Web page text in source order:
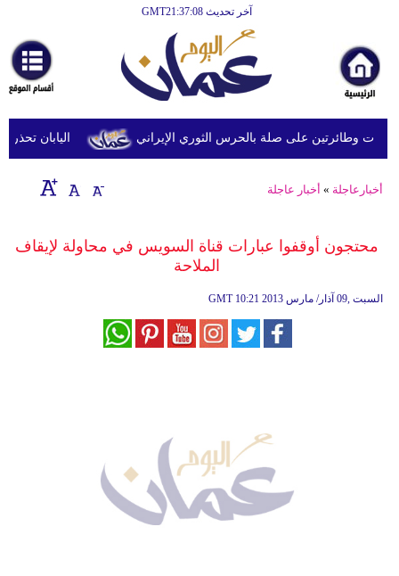
آخر تحديث GMT21:37:08
أخبارعاجلة
رياضة
ثقافة
إقتصاد
وموسيقى
اليابان تحذر من على صلة بالحرس الثوري الإيراني
أخبارعاجلة » أخبار عاجلة
محتجون أوقفوا عبارات قناة السويس في محاولة لإيقاف
الملاحة
GMT 10:21 2013 السبت ,09 آذار/ مارس